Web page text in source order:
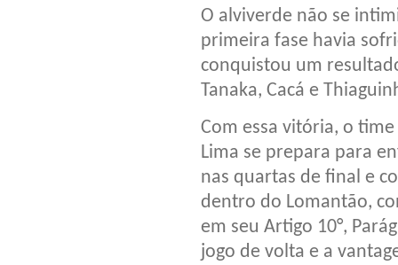
O alviverde não se
primeira fase havia
conquistou um
Tanaka, Cacá e
Com essa vitória, o
Lima se prepara para
nas quartas de final e
dentro do Lomantão,
em seu Artigo 10°,
jogo de volta e a